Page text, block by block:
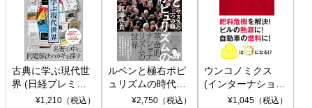
古典に学ぶ現代世
界 (日経プレミア
シリーズ)¥1,210（税込）
ルペンと極右ポピ
ュリズムの時代：
〈ヤヌス〉の二つ
¥2,750（税込）
ウンコノミクス
(インターナショナ
ル新書)¥1,045（税込）